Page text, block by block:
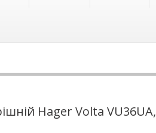
Hager Volta VU36UA,